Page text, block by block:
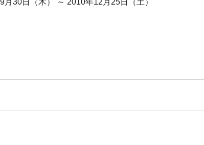
月30日（木） ～ 2010年12月25日（土）